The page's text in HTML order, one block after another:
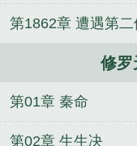
身份
修罗天帝马
修罗天
结局
修罗天帝葬
第1862章 遭遇第
修罗
第01章 秦命
第02章 生生决